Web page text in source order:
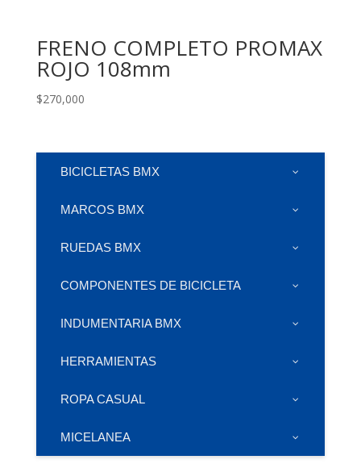
FRENO COMPLETO PROMAX
ROJO 108mm
$270,000
BICICLETAS BMX
MARCOS BMX
RUEDAS BMX
COMPONENTES DE BICICLETA
INDUMENTARIA BMX
HERRAMIENTAS
ROPA CASUAL
MICELANEA